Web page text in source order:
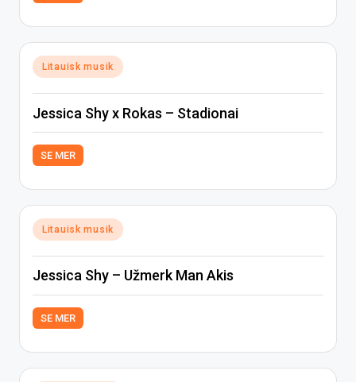
Posted
in
Litauisk musik
Jessica Shy x Rokas – Stadionai
SE MER
Posted
in
Litauisk musik
Jessica Shy – Užmerk Man Akis
SE MER